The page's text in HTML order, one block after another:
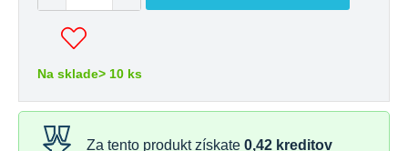
Na sklade> 10 ks
Za tento produkt získate 0,42 kreditov